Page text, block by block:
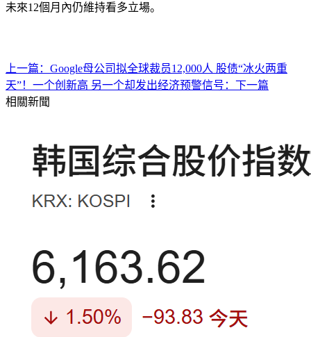
未來12個月內仍維持看多立場。
上一篇：Google母公司拟全球裁员12,000人 股债“冰火两重
天”！一个创新高 另一个却发出经济预警信号：下一篇
相關新聞